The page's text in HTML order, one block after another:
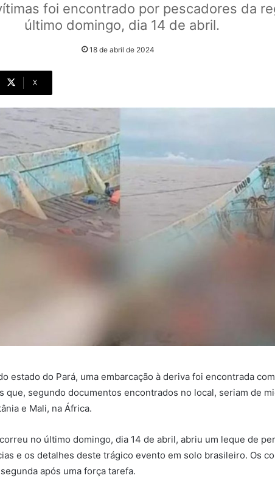
foi encontrado por pescadores da
último domingo, dia 14 de abril.
18 de abril de 2024
X
estado do Pará, uma embarcação à deriva foi encontrada
que, segundo documentos encontrados no local, seriam de
e Mali, na África.
no último domingo, dia 14 de abril, abriu um leque de
e os detalhes deste trágico evento em solo brasileiro. Os
após uma força tarefa.